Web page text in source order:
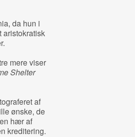
da hun i
aristokratisk
mere viser
Shelter
af
ønske, de
hær af
kreditering.